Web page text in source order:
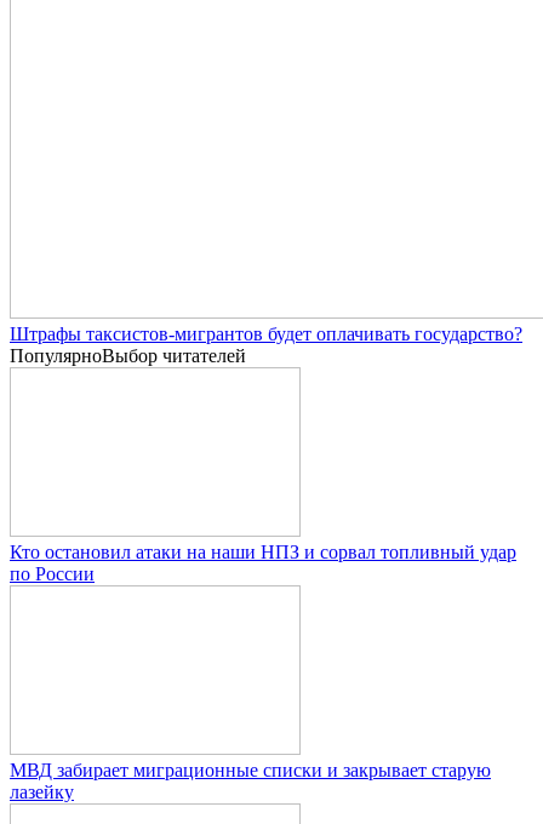
Штрафы таксистов-мигрантов будет оплачивать государство?
ПопулярноВыбор читателей
Кто остановил атаки на наши НПЗ и сорвал топливный удар
по России
МВД забирает миграционные списки и закрывает старую
лазейку